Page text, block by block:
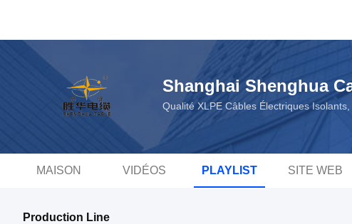
Shanghai Shenghua
Qualité XLPE Câbles Électriques
MAISON VIDÉOS PLAYLIST SITE WEB
Production Line